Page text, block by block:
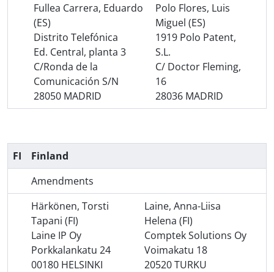
Fullea Carrera, Eduardo
(ES)
Distrito Telefónica
Ed. Central, planta 3
C/Ronda de la
Comunicación S/N
28050 MADRID
Polo Flores, Luis
Miguel (ES)
1919 Polo Patent,
S.L.
C/ Doctor Fleming,
16
28036 MADRID
FI
Finland
Amendments
Härkönen, Torsti
Tapani (FI)
Laine IP Oy
Porkkalankatu 24
00180 HELSINKI
Laine, Anna-Liisa
Helena (FI)
Comptek Solutions Oy
Voimakatu 18
20520 TURKU